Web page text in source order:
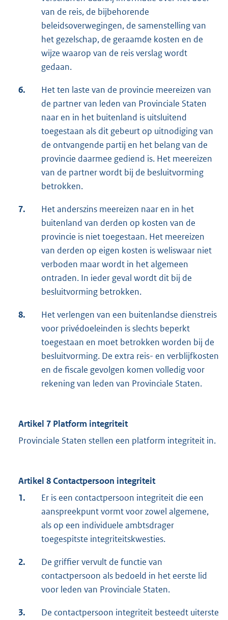
van de reis, de bijbehorende
beleidsoverwegingen, de samenstelling van
het gezelschap, de geraamde kosten en de
wijze waarop van de reis verslag wordt
gedaan.
6.
Het ten laste van de provincie meereizen van
de partner van leden van Provinciale Staten
naar en in het buitenland is uitsluitend
toegestaan als dit gebeurt op uitnodiging van
de ontvangende partij en het belang van de
provincie daarmee gediend is. Het meereizen
van de partner wordt bij de besluitvorming
betrokken.
7.
Het anderszins meereizen naar en in het
buitenland van derden op kosten van de
provincie is niet toegestaan. Het meereizen
van derden op eigen kosten is weliswaar niet
verboden maar wordt in het algemeen
ontraden. In ieder geval wordt dit bij de
besluitvorming betrokken.
8.
Het verlengen van een buitenlandse dienstreis
voor privédoeleinden is slechts beperkt
toegestaan en moet betrokken worden bij de
besluitvorming. De extra reis- en verblijfkosten
en de fiscale gevolgen komen volledig voor
rekening van leden van Provinciale Staten.
Artikel 7 Platform integriteit
Provinciale Staten stellen een platform integriteit in.
Artikel 8 Contactpersoon integriteit
1.
Er is een contactpersoon integriteit die een
aanspreekpunt vormt voor zowel algemene,
als op een individuele ambtsdrager
toegespitste integriteitskwesties.
2.
De griffier vervult de functie van
contactpersoon als bedoeld in het eerste lid
voor leden van Provinciale Staten.
3.
De contactpersoon integriteit besteedt uiterste